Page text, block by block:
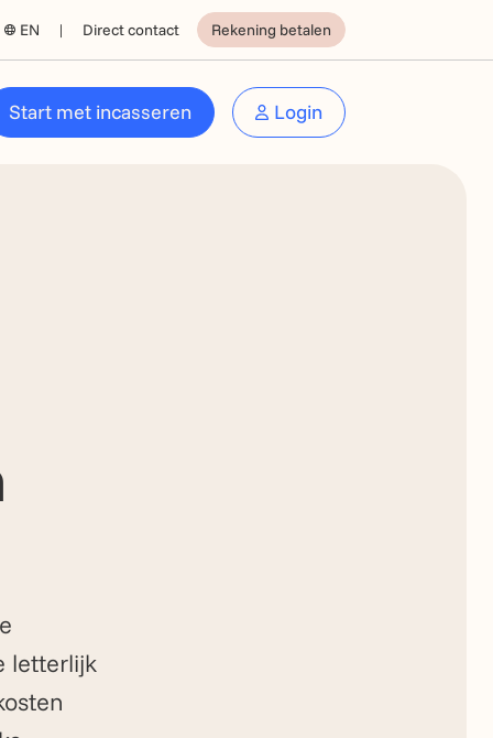
EN Direct contact Rekening betalen
Start met incasseren Login
letterlijk